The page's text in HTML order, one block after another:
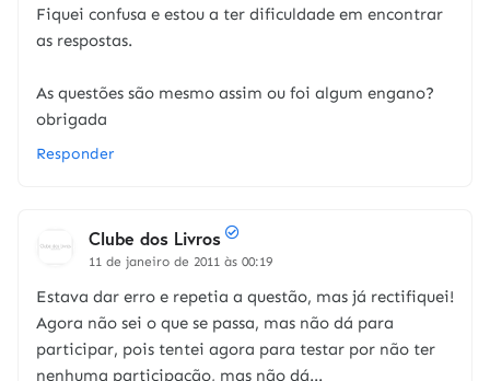
Fiquei confusa e estou a ter dificuldade em encontrar
as respostas.
As questões são mesmo assim ou foi algum engano?
obrigada
Responder
Clube dos Livros
11 de janeiro de 2011 às 00:19
Estava dar erro e repetia a questão, mas já rectifiquei!
Agora não sei o que se passa, mas não dá para
participar, pois tentei agora para testar por não ter
nenhuma participação, mas não dá...